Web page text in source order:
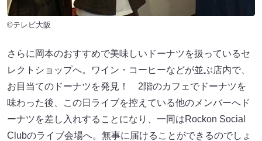
©テレビ大阪
さらに岡本のおすすめで美味しいドーナツを扱っているセ
レクトショップへ。ワイン・コーヒーなどが並ぶ店内で、
お目当てのドーナツを発見！ 2階のカフェでドーナツを
味わった後、この日ライブを控えている他のメンバーへド
ーナツを差し入れすることになり、一同はRockon Social
Clubのライブ会場へ。無事に届けることができるのでしょ